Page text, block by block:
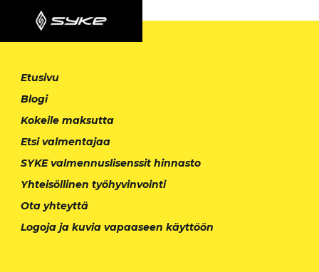
Etusivu
Blogi
Kokeile maksutta
Etsi valmentajaa
SYKE valmennuslisenssit hinnasto
Yhteisöllinen työhyvinvointi
Ota yhteyttä
Logoja ja kuvia vapaaseen käyttöön